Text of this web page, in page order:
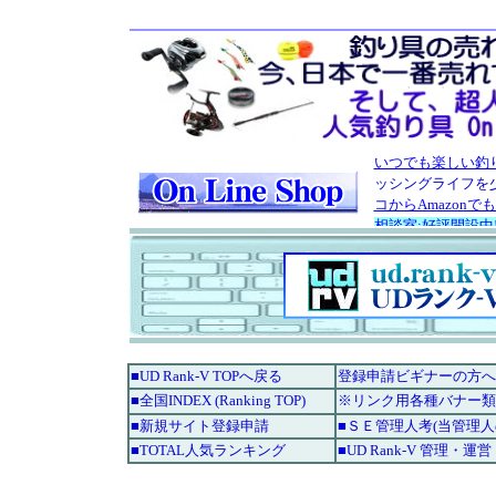
■UD Rank-V TOPへ戻る
登録申請ビギナーの方
■全国INDEX (Ranking TOP)
※リンク用各種バナー類
■新規サイト登録申請
■ＳＥ管理人考(当管理
■TOTAL人気ランキング
■UD Rank-V 管理・運